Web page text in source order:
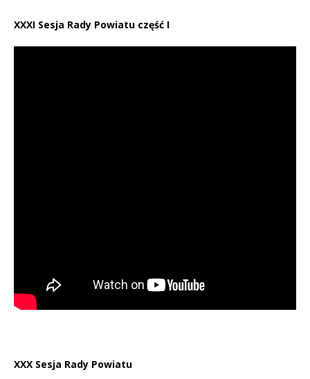
XXXI Sesja Rady Powiatu część I
XXX Sesja Rady Powiatu